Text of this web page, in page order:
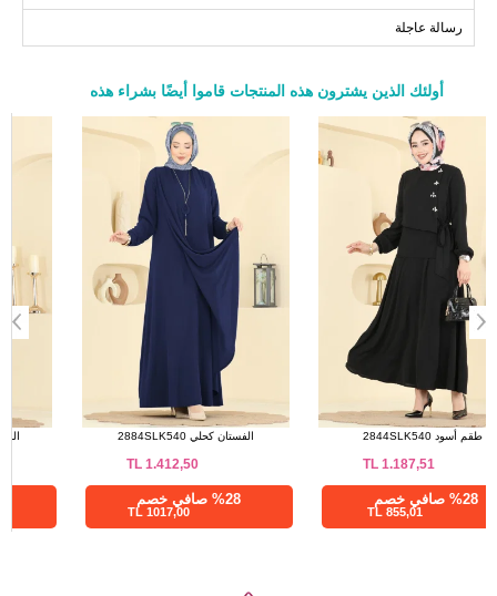
رسالة عاجلة
أولئك الذين يشترون هذه المنتجات قاموا أيضًا بشراء هذه
الفستان كحلي 2884SLK540
1.412,50
%28 صافي خصم
1017,00 TL
طقم أسود 2844SLK540
1.187,51
%28 صافي خصم
855,01 TL